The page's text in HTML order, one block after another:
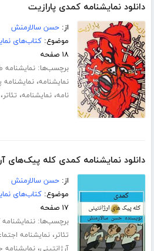
دانلود نمایشنامه کمدی پارازیت
از:حسن سالارمنش
موضوع:کتاب‌های
۱۸ صفحه
برچسب‌ها:نمایشنامه
نمایشنامه،نمایشنامه
نامه،نمایشنامه، تئاتر
دانلود نمایشنامه کمدی کله پیک‌های
از:حسن سالارمنش
موضوع:کتاب‌های
۱۷ صفحه
برچسب‌ها:
تئاتر،نمایشنامه
آرژانتینی،نمایشنامه